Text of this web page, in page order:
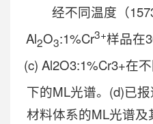
经不同温度（
Al2O3:1%Cr3+样品在
(c) Al2O3:1%Cr3+在
下的ML光谱。(d)已
材料体系的ML光谱